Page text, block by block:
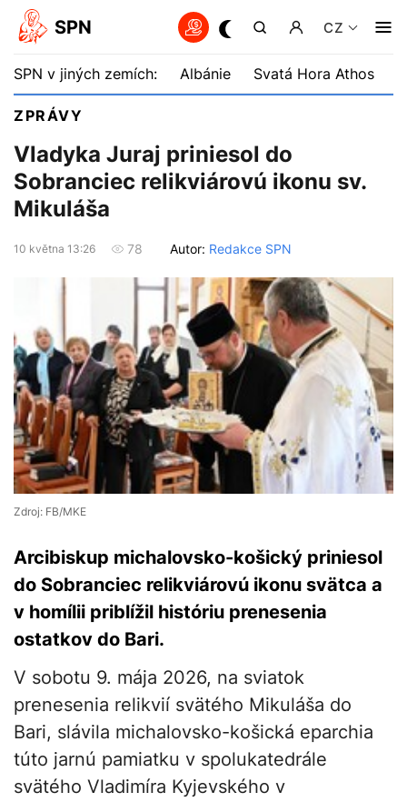
SPN CZ
SPN v jiných zemích: Albánie Svatá Hora Athos
ZPRÁVY
Vladyka Juraj priniesol do
Sobranciec relikviárovú ikonu sv.
Mikuláša
10 května 13:26 78 Autor: Redakce SPN
Zdroj: FB/MKE
Arcibiskup michalovsko-košický priniesol
do Sobranciec relikviárovú ikonu svätca a
v homílii priblížil históriu prenesenia
ostatkov do Bari.
V sobotu 9. mája 2026, na sviatok
prenesenia relikvií svätého Mikuláša do
Bari, slávila michalovsko-košická eparchia
túto jarnú pamiatku v spolukatedrále
svätého Vladimíra Kyjevského v